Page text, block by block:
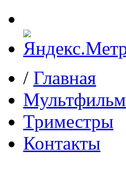
/ Главная
Мультфильм
Триместры
Контакты